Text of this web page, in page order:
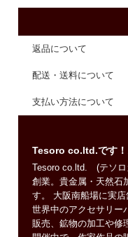
返品について
配送・送料について
支払い方法について
Tesoro co.ltd.です！
Tesoro co.ltd. (テソ
創業。貴金属・天然石
す。 大阪南船場に実店
世界中のアクセサリー
販売、鉱物の加工や修